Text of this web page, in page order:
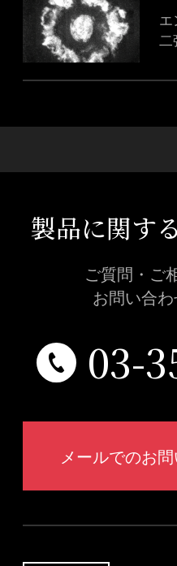
製品に関す
ご質問・ご
お問い合わ
03-
メールでのお